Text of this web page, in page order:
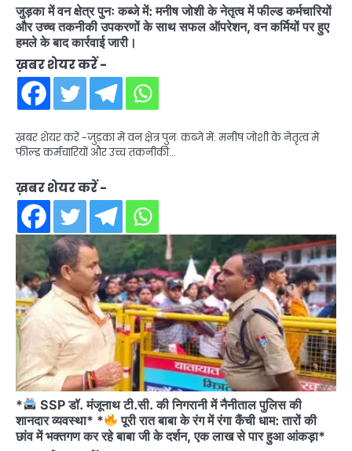
जुड़का में वन क्षेत्र पुनः कब्जे में: मनीष जोशी के नेतृत्व में फील्ड कर्मचारियों
और उच्च तकनीकी उपकरणों के साथ सफल ऑपरेशन, वन कर्मियों पर हुए
हमले के बाद कार्रवाई जारी।
ख़बर शेयर करें -
ख़बर शेयर करें -जुड़का में वन क्षेत्र पुनः कब्जे में: मनीष जोशी के नेतृत्व में
फील्ड कर्मचारियों और उच्च तकनीकी…
ख़बर शेयर करें -
*
SSP डॉ. मंजूनाथ टी.सी. की निगरानी में नैनीताल पुलिस की
शानदार व्यवस्था* *
पूरी रात बाबा के रंग में रंगा कैंची धाम: तारों की
छांव में भक्तगण कर रहे बाबा जी के दर्शन, एक लाख से पार हुआ आंकड़ा*